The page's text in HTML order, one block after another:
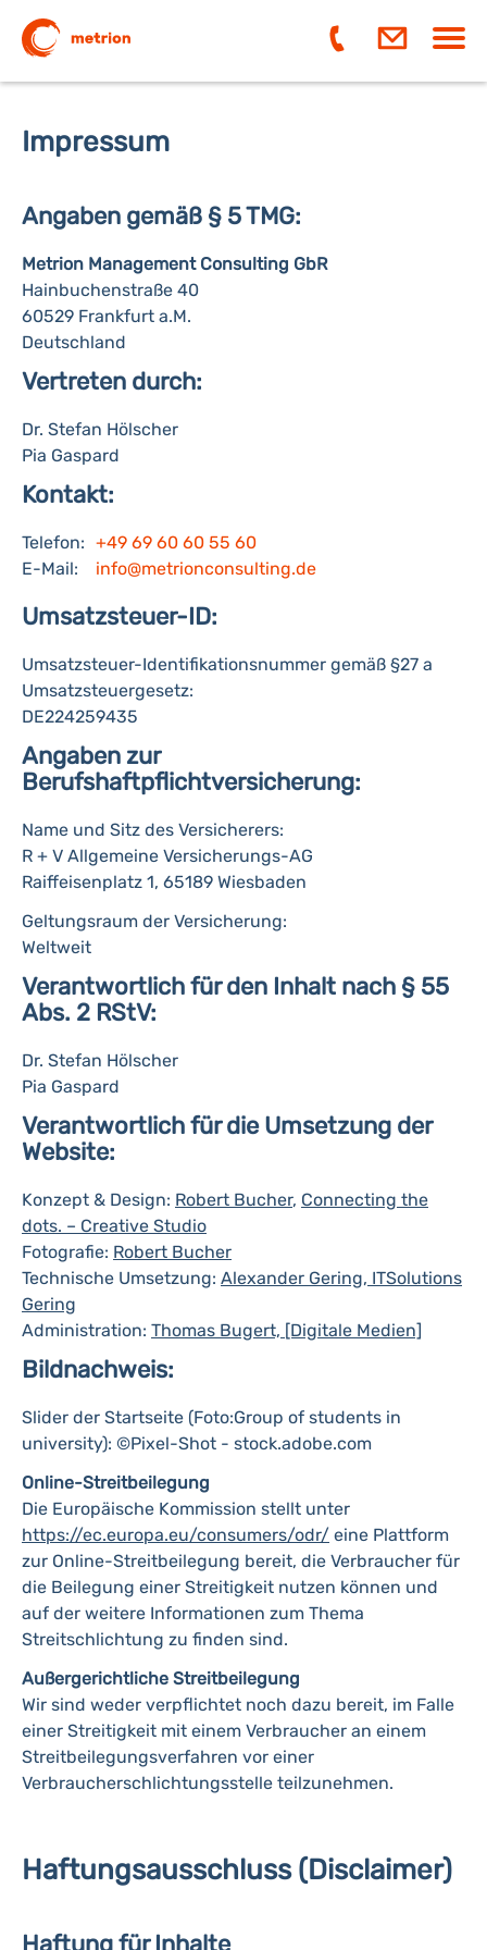
Impressum
Angaben gemäß § 5 TMG:
Metrion Management Consulting GbR
Hainbuchenstraße 40
60529 Frankfurt a.M.
Deutschland
Vertreten durch:
Dr. Stefan Hölscher
Pia Gaspard
Kontakt:
Telefon: +49 69 60 60 55 60
E-Mail:
info@metrionconsulting.de
Umsatzsteuer-ID:
Umsatzsteuer-Identifikationsnummer gemäß §27 a
Umsatzsteuergesetz:
DE224259435
Angaben zur
Berufshaftpflichtversicherung:
Name und Sitz des Versicherers:
R + V Allgemeine Versicherungs-AG
Raiffeisenplatz 1, 65189 Wiesbaden
Geltungsraum der Versicherung:
Weltweit
Verantwortlich für den Inhalt nach § 55
Abs. 2 RStV:
Dr. Stefan Hölscher
Pia Gaspard
Verantwortlich für die Umsetzung der
Website:
Konzept & Design: Robert Bucher, Connecting the
dots. – Creative Studio
Fotografie: Robert Bucher
Technische Umsetzung: Alexander Gering, ITSolutions
Gering
Administration: Thomas Bugert, [Digitale Medien]
Bildnachweis:
Slider der Startseite (Foto:Group of students in
university): ©Pixel-Shot - stock.adobe.com
Online-Streitbeilegung
Die Europäische Kommission stellt unter
https://ec.europa.eu/consumers/odr/ eine Plattform
zur Online-Streitbeilegung bereit, die Verbraucher für
die Beilegung einer Streitigkeit nutzen können und
auf der weitere Informationen zum Thema
Streitschlichtung zu finden sind.
Außergerichtliche Streitbeilegung
Wir sind weder verpflichtet noch dazu bereit, im Falle
einer Streitigkeit mit einem Verbraucher an einem
Streitbeilegungsverfahren vor einer
Verbraucherschlichtungsstelle teilzunehmen.
Haftungsausschluss (Disclaimer)
Haftung für Inhalte